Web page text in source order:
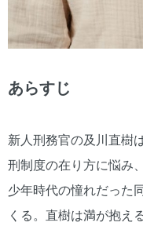
あらすじ
新人刑務官の及川直樹
刑制度の在り方に悩み
少年時代の憧れだった
くる。直樹は満が抱え